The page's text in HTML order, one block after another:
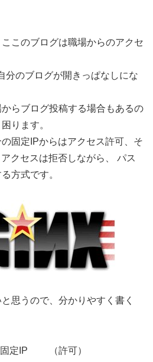
このブログは職場からのアクセ
分のブログが開きっぱなしにな
らブログ投稿する場合もあるの
ります。
固定IPからはアクセス許可、そ
クセスは拒否しながら、 パス
方式です。
思うので、分かりやすく書く
固定IP （許可）